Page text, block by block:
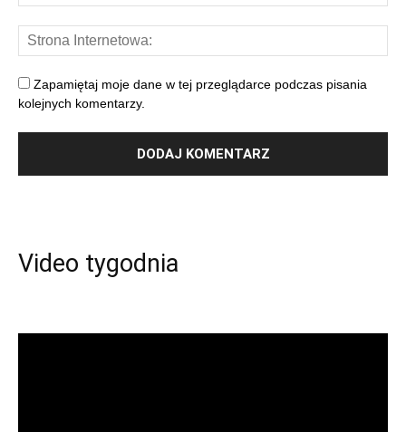
Zapamiętaj moje dane w tej przeglądarce podczas pisania
kolejnych komentarzy.
Video tygodnia